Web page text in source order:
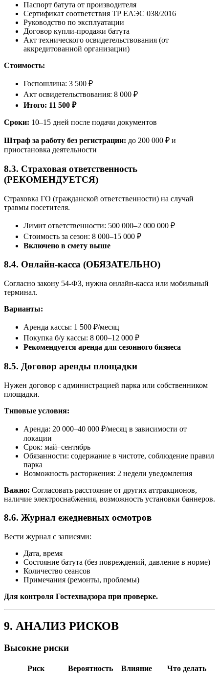
Паспорт батута от производителя
Сертификат соответствия ТР ЕАЭС 038/2016
Руководство по эксплуатации
Договор купли-продажи батута
Акт технического освидетельствования (от
аккредитованной организации)
Стоимость:
Госпошлина: 3 500 ₽
Акт освидетельствования: 8 000 ₽
Итого: 11 500 ₽
Сроки: 10–15 дней после подачи документов
Штраф за работу без регистрации: до 200 000 ₽ и
приостановка деятельности
8.3. Страховая ответственность
(РЕКОМЕНДУЕТСЯ)
Страховка ГО (гражданской ответственности) на случай
травмы посетителя.
Лимит ответственности: 500 000–2 000 000 ₽
Стоимость за сезон: 8 000–15 000 ₽
Включено в смету выше
8.4. Онлайн-касса (ОБЯЗАТЕЛЬНО)
Согласно закону 54-ФЗ, нужна онлайн-касса или мобильный
терминал.
Варианты:
Аренда кассы: 1 500 ₽/месяц
Покупка б/у кассы: 8 000–12 000 ₽
Рекомендуется аренда для сезонного бизнеса
8.5. Договор аренды площадки
Нужен договор с администрацией парка или собственником
площадки.
Типовые условия:
Аренда: 20 000–40 000 ₽/месяц в зависимости от
локации
Срок: май–сентябрь
Обязанности: содержание в чистоте, соблюдение правил
парка
Возможность расторжения: 2 недели уведомления
Важно: Согласовать расстояние от других аттракционов,
наличие электроснабжения, возможность установки баннеров.
8.6. Журнал ежедневных осмотров
Вести журнал с записями:
Дата, время
Состояние батута (без повреждений, давление в норме)
Количество сеансов
Примечания (ремонты, проблемы)
Для контроля Гостехнадзора при проверке.
9. АНАЛИЗ РИСКОВ
Высокие риски
Риск Вероятность Влияние Что делать